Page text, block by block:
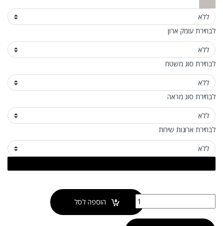
לבחירת עומק ארון
לבחירת סוג משטח
לבחירת סוג מראה
לבחירת ארונות שירות
כמות של ארון אמבטיה טנריף מונח הוספה לסל